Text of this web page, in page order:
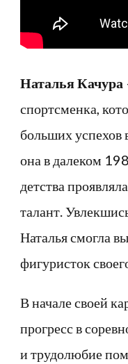
Наталья Качура
спортсменка,
больших успехов
она в далеком
детства
талант.
Наталья смогла
фигуристок
В начале своей
прогресс в
и трудолюбие